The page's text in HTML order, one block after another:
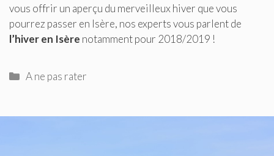
vous offrir un aperçu du merveilleux hiver que vous
pourrez passer en Isère, nos experts vous parlent de
l’hiver en Isère notamment pour 2018/2019 !
Catégories
A ne pas rater